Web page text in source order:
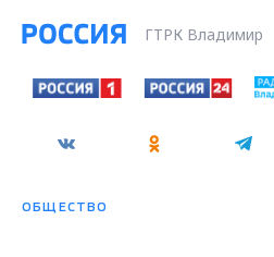
ГТРК Владимир
ОБЩЕСТВО